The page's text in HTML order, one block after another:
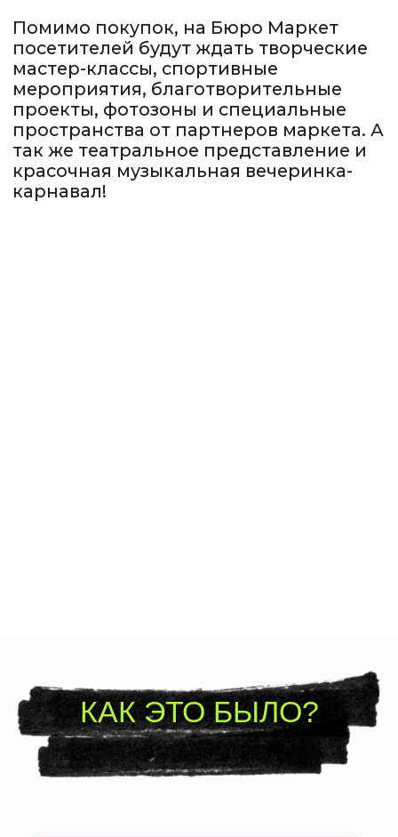
70+ брендов
8 000 людей
3 АВГУСТА 2025
ХЛЕБОЗАВОД, КОТЕЛЬНАЯ
МОСКВА
13 – 14 ИЮНЯ 2025
ХЛЕБОЗАВОД, БОЙЛЕРНАЯ
МОСКВА
70+ брендов